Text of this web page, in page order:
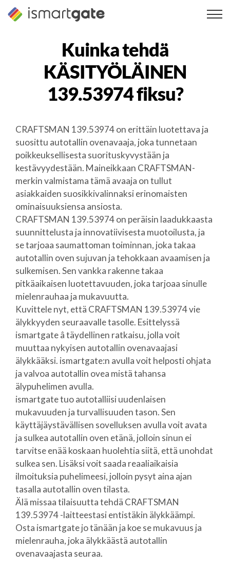
Siirry
sisältöön
Kuinka tehdä
KÄSITYÖLÄINEN
139.53974fiksu?
CRAFTSMAN 139.53974 on erittäin luotettava ja
suosittu autotallin ovenavaaja, joka tunnetaan
poikkeuksellisesta suorituskyvystään ja
kestävyydestään. Maineikkaan CRAFTSMAN-
merkin valmistama tämä avaaja on tullut
asiakkaiden suosikkivalinnaksi erinomaisten
ominaisuuksiensa ansiosta.
CRAFTSMAN 139.53974 on peräisin laadukkaasta
suunnittelusta ja innovatiivisesta muotoilusta, ja
se tarjoaa saumattoman toiminnan, joka takaa
autotallin oven sujuvan ja tehokkaan avaamisen ja
sulkemisen. Sen vankka rakenne takaa
pitkäaikaisen luotettavuuden, joka tarjoaa sinulle
mielenrauhaa ja mukavuutta.
Kuvittele nyt, että CRAFTSMAN 139.53974 vie
älykkyyden seuraavalle tasolle. Esittelyssä
ismartgate â täydellinen ratkaisu, jolla voit
muuttaa nykyisen autotallin ovenavaajasi
älykkääksi. ismartgate:n avulla voit helposti ohjata
ja valvoa autotallin ovea mistä tahansa
älypuhelimen avulla.
ismartgate tuo autotalliisi uudenlaisen
mukavuuden ja turvallisuuden tason. Sen
käyttäjäystävällisen sovelluksen avulla voit avata
ja sulkea autotallin oven etänä, jolloin sinun ei
tarvitse enää koskaan huolehtia siitä, että unohdat
sulkea sen. Lisäksi voit saada reaaliaikaisia
ilmoituksia puhelimeesi, jolloin pysyt aina ajan
tasalla autotallin oven tilasta.
Älä missaa tilaisuutta tehdä CRAFTSMAN
139.53974 -laitteestasi entistäkin älykkäämpi.
Osta ismartgate jo tänään ja koe se mukavuus ja
mielenrauha, joka älykkäästä autotallin
ovenavaajasta seuraa.